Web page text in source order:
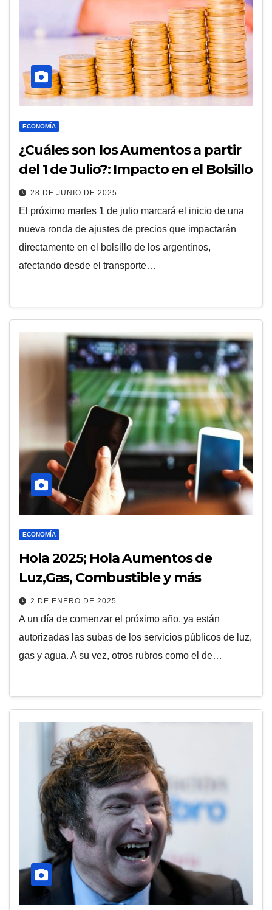
ECONOMÍA
¿Cuáles son los Aumentos a partir
del 1 de Julio?: Impacto en el Bolsillo
28 DE JUNIO DE 2025
El próximo martes 1 de julio marcará el inicio de una
nueva ronda de ajustes de precios que impactarán
directamente en el bolsillo de los argentinos,
afectando desde el transporte…
ECONOMÍA
Hola 2025; Hola Aumentos de
Luz,Gas, Combustible y más
2 DE ENERO DE 2025
A un día de comenzar el próximo año, ya están
autorizadas las subas de los servicios públicos de luz,
gas y agua. A su vez, otros rubros como el de…